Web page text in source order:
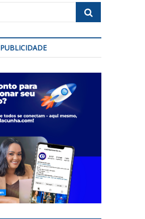
Procurar...
PUBLICIDADE